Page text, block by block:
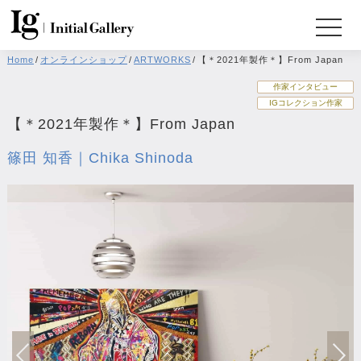
Home / オンラインショップ/ ARTWORKS / 【＊2021年製作＊】From Japan
作家インタビュー
IGコレクション作家
【＊2021年製作＊】From Japan
篠田 知香｜Chika Shinoda